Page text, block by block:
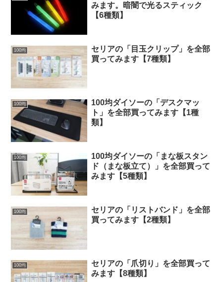
みます。暗闇で光るスティック
【6種類】
100均
セリアの「目玉クリップ」を全部
買ってみます【7種類】
100均
100均ダイソーの「デスクマッ
ト」を全部買ってみます【1種
類】
100均
100均ダイソーの「まな板スタン
ド（まな板立て）」を全部買って
みます【5種類】
100均
セリアの「リストバンド」を全部
買ってみます【2種類】
100均
セリアの「爪切り」を全部買って
みます【8種類】